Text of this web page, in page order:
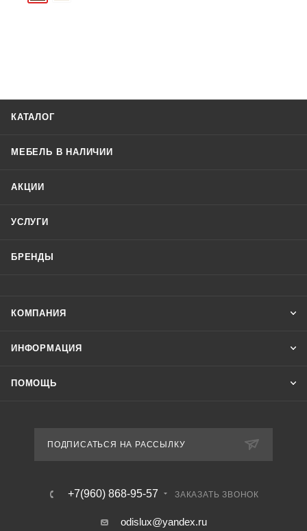
КАТАЛОГ
МЕБЕЛЬ В НАЛИЧИИ
АКЦИИ
УСЛУГИ
БРЕНДЫ
КОМПАНИЯ
ИНФОРМАЦИЯ
ПОМОЩЬ
ПОДПИСАТЬСЯ НА РАССЫЛКУ
+7(960) 868-95-57 ЗАКАЗАТЬ ЗВОНОК
odislux@yandex.ru